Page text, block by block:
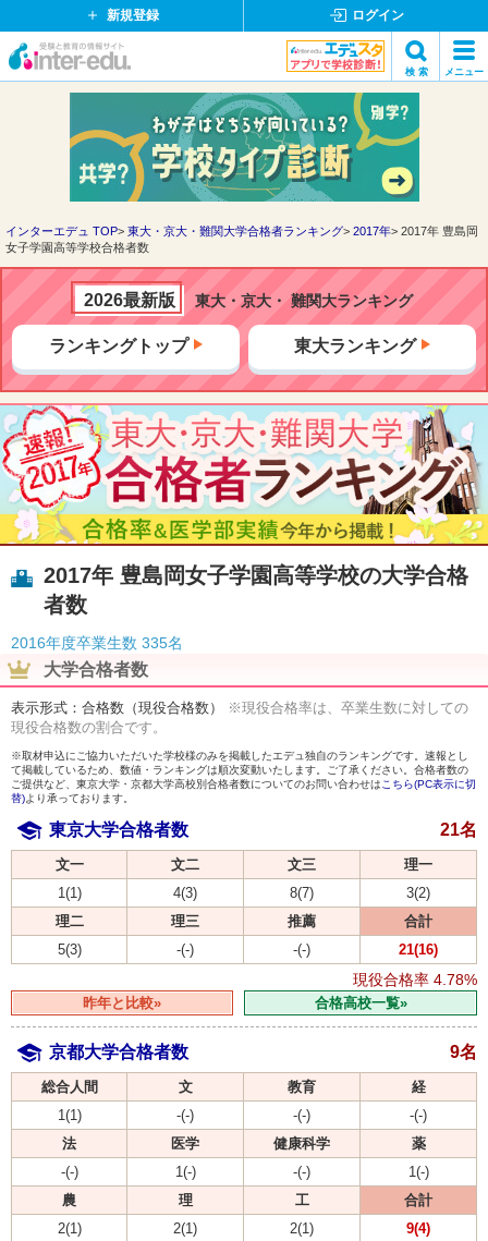
新規登録 ログイン
イ
ド
ッ
ト
検 索 メニュー
検索
インターエデュ TOP 東大・京大・難関大学合格者ランキング 2017年
2017年 豊島岡
女子学園高等学校合格者数
2026最新版 東大・京大・ 難関大ランキング
ランキングトップ 東大ランキング
2017年 豊島岡女子学園高等学校の大学合格
者数
2016年度卒業生数 335名
大学合格者数
表示形式：合格数（現役合格数）
※現役合格率は、卒業生数に対しての
現役合格数の割合です。
※取材申込にご協力いただいた学校様のみを掲載したエデュ独自のランキングです。速報とし
て掲載しているため、数値・ランキングは順次変動いたします。ご了承ください。合格者数の
ご提供など、東京大学・京都大学高校別合格者数についてのお問い合わせは こちら(PC表示に切
替)より承っております。
東京大学合格者数 21名
文一 文二 文三
理一
1(1)
4(3) 8(7)
3(2)
理二
理三 推薦
合計
5(3)
-(-) -(-) 21(16)
現役合格率 4.78%
昨年と比較» 合格高校一覧»
京都大学合格者数 9名
総合人間 文 教育
経
1(1)
-(-) -(-)
-(-)
法
医学 健康科学
薬
-(-)
1(-) -(-)
1(-)
農
理 工
合計
2(1)
2(1) 2(1) 9(4)